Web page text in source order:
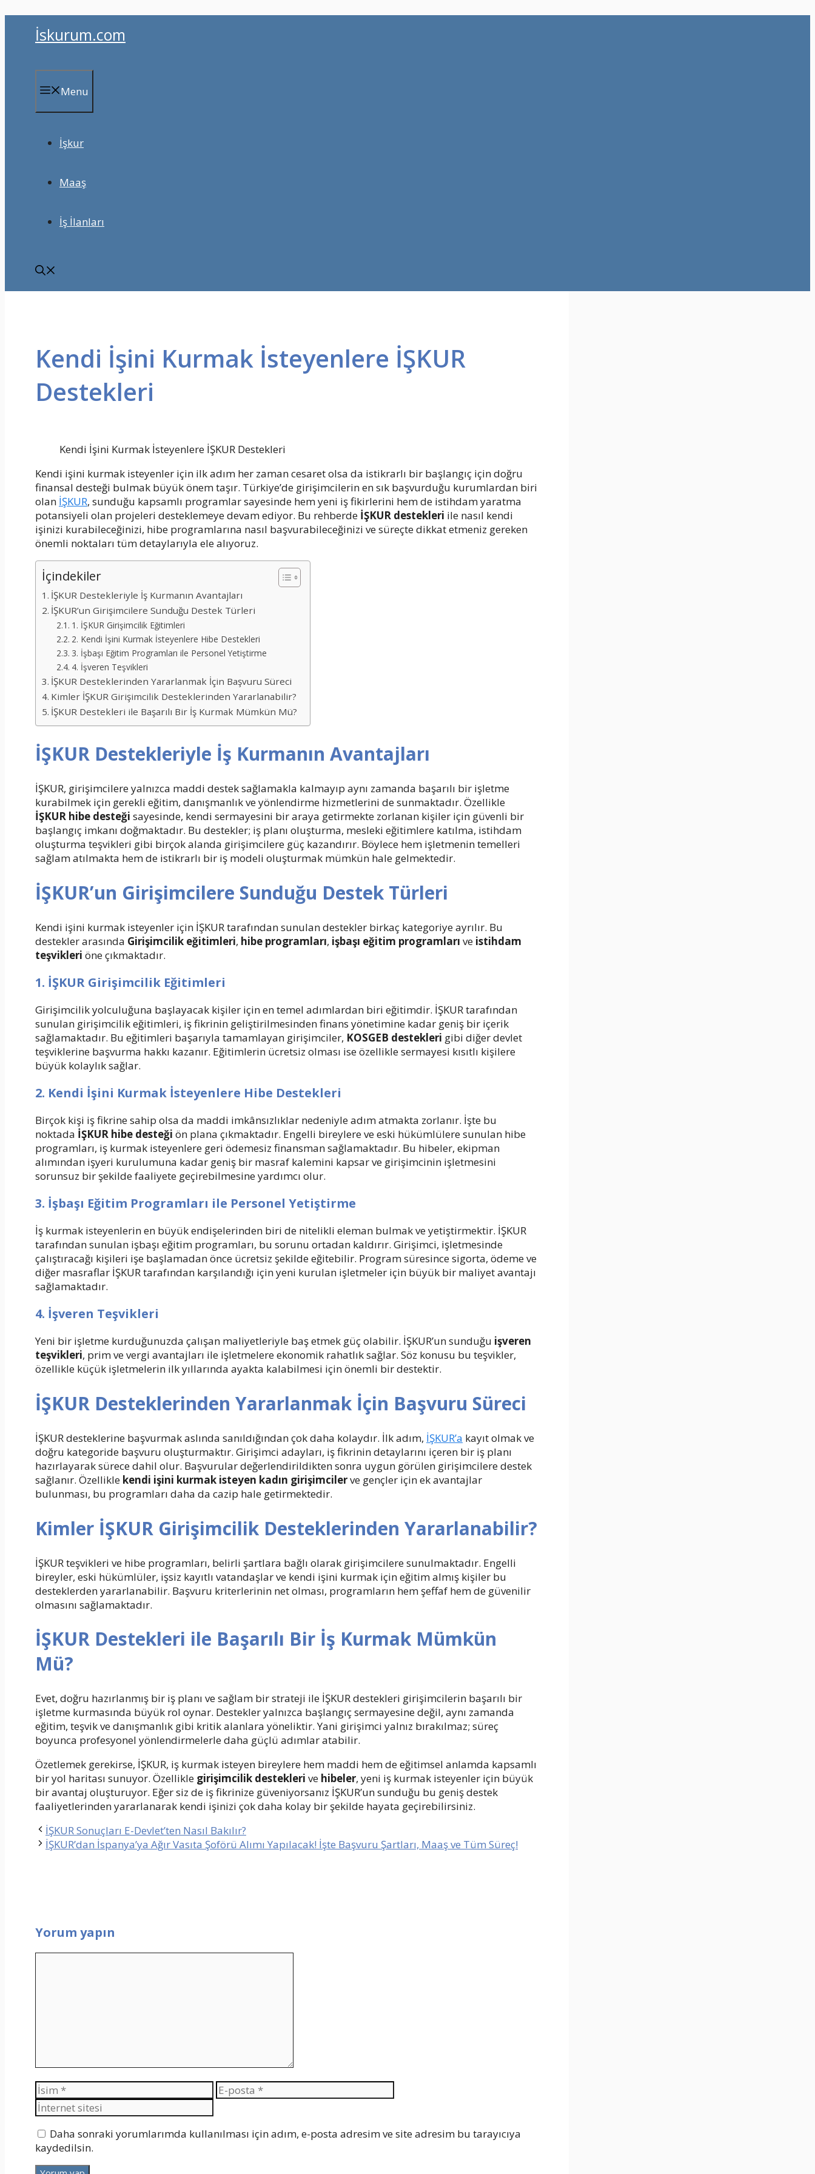
İskurum.com
Menu
İşkur
Maaş
İş İlanları
Kendi İşini Kurmak İsteyenlere İŞKUR
Destekleri
Kendi İşini Kurmak İsteyenlere İŞKUR Destekleri
Kendi işini kurmak isteyenler için ilk adım her zaman cesaret olsa da istikrarlı bir başlangıç için doğru
finansal desteği bulmak büyük önem taşır. Türkiye’de girişimcilerin en sık başvurduğu kurumlardan biri
olan İŞKUR, sunduğu kapsamlı programlar sayesinde hem yeni iş fikirlerini hem de istihdam yaratma
potansiyeli olan projeleri desteklemeye devam ediyor. Bu rehberde İŞKUR destekleri ile nasıl kendi
işinizi kurabileceğinizi, hibe programlarına nasıl başvurabileceğinizi ve süreçte dikkat etmeniz gereken
önemli noktaları tüm detaylarıyla ele alıyoruz.
İçindekiler
İŞKUR Destekleriyle İş Kurmanın Avantajları
İŞKUR’un Girişimcilere Sunduğu Destek Türleri
1. İŞKUR Girişimcilik Eğitimleri
2. Kendi İşini Kurmak İsteyenlere Hibe Destekleri
3. İşbaşı Eğitim Programları ile Personel Yetiştirme
4. İşveren Teşvikleri
İŞKUR Desteklerinden Yararlanmak İçin Başvuru Süreci
Kimler İŞKUR Girişimcilik Desteklerinden Yararlanabilir?
İŞKUR Destekleri ile Başarılı Bir İş Kurmak Mümkün Mü?
İŞKUR Destekleriyle İş Kurmanın Avantajları
İŞKUR, girişimcilere yalnızca maddi destek sağlamakla kalmayıp aynı zamanda başarılı bir işletme
kurabilmek için gerekli eğitim, danışmanlık ve yönlendirme hizmetlerini de sunmaktadır. Özellikle
İŞKUR hibe desteği sayesinde, kendi sermayesini bir araya getirmekte zorlanan kişiler için güvenli bir
başlangıç imkanı doğmaktadır. Bu destekler; iş planı oluşturma, mesleki eğitimlere katılma, istihdam
oluşturma teşvikleri gibi birçok alanda girişimcilere güç kazandırır. Böylece hem işletmenin temelleri
sağlam atılmakta hem de istikrarlı bir iş modeli oluşturmak mümkün hale gelmektedir.
İŞKUR’un Girişimcilere Sunduğu Destek Türleri
Kendi işini kurmak isteyenler için İŞKUR tarafından sunulan destekler birkaç kategoriye ayrılır. Bu
destekler arasında Girişimcilik eğitimleri, hibe programları, işbaşı eğitim programları ve istihdam
teşvikleri öne çıkmaktadır.
1. İŞKUR Girişimcilik Eğitimleri
Girişimcilik yolculuğuna başlayacak kişiler için en temel adımlardan biri eğitimdir. İŞKUR tarafından
sunulan girişimcilik eğitimleri, iş fikrinin geliştirilmesinden finans yönetimine kadar geniş bir içerik
sağlamaktadır. Bu eğitimleri başarıyla tamamlayan girişimciler, KOSGEB destekleri gibi diğer devlet
teşviklerine başvurma hakkı kazanır. Eğitimlerin ücretsiz olması ise özellikle sermayesi kısıtlı kişilere
büyük kolaylık sağlar.
2. Kendi İşini Kurmak İsteyenlere Hibe Destekleri
Birçok kişi iş fikrine sahip olsa da maddi imkânsızlıklar nedeniyle adım atmakta zorlanır. İşte bu
noktada İŞKUR hibe desteği ön plana çıkmaktadır. Engelli bireylere ve eski hükümlülere sunulan hibe
programları, iş kurmak isteyenlere geri ödemesiz finansman sağlamaktadır. Bu hibeler, ekipman
alımından işyeri kurulumuna kadar geniş bir masraf kalemini kapsar ve girişimcinin işletmesini
sorunsuz bir şekilde faaliyete geçirebilmesine yardımcı olur.
3. İşbaşı Eğitim Programları ile Personel Yetiştirme
İş kurmak isteyenlerin en büyük endişelerinden biri de nitelikli eleman bulmak ve yetiştirmektir. İŞKUR
tarafından sunulan işbaşı eğitim programları, bu sorunu ortadan kaldırır. Girişimci, işletmesinde
çalıştıracağı kişileri işe başlamadan önce ücretsiz şekilde eğitebilir. Program süresince sigorta, ödeme ve
diğer masraflar İŞKUR tarafından karşılandığı için yeni kurulan işletmeler için büyük bir maliyet avantajı
sağlamaktadır.
4. İşveren Teşvikleri
Yeni bir işletme kurduğunuzda çalışan maliyetleriyle baş etmek güç olabilir. İŞKUR’un sunduğu işveren
teşvikleri, prim ve vergi avantajları ile işletmelere ekonomik rahatlık sağlar. Söz konusu bu teşvikler,
özellikle küçük işletmelerin ilk yıllarında ayakta kalabilmesi için önemli bir destektir.
İŞKUR Desteklerinden Yararlanmak İçin Başvuru Süreci
İŞKUR desteklerine başvurmak aslında sanıldığından çok daha kolaydır. İlk adım, İŞKUR’a kayıt olmak ve
doğru kategoride başvuru oluşturmaktır. Girişimci adayları, iş fikrinin detaylarını içeren bir iş planı
hazırlayarak sürece dahil olur. Başvurular değerlendirildikten sonra uygun görülen girişimcilere destek
sağlanır. Özellikle kendi işini kurmak isteyen kadın girişimcilerve gençler için ek avantajlar
bulunması, bu programları daha da cazip hale getirmektedir.
Kimler İŞKUR Girişimcilik Desteklerinden Yararlanabilir?
İŞKUR teşvikleri ve hibe programları, belirli şartlara bağlı olarak girişimcilere sunulmaktadır. Engelli
bireyler, eski hükümlüler, işsiz kayıtlı vatandaşlar ve kendi işini kurmak için eğitim almış kişiler bu
desteklerden yararlanabilir. Başvuru kriterlerinin net olması, programların hem şeffaf hem de güvenilir
olmasını sağlamaktadır.
İŞKUR Destekleri ile Başarılı Bir İş Kurmak Mümkün
Mü?
Evet, doğru hazırlanmış bir iş planı ve sağlam bir strateji ile İŞKUR destekleri girişimcilerin başarılı bir
işletme kurmasında büyük rol oynar. Destekler yalnızca başlangıç sermayesine değil, aynı zamanda
eğitim, teşvik ve danışmanlık gibi kritik alanlara yöneliktir. Yani girişimci yalnız bırakılmaz; süreç
boyunca profesyonel yönlendirmelerle daha güçlü adımlar atabilir.
Özetlemek gerekirse, İŞKUR, iş kurmak isteyen bireylere hem maddi hem de eğitimsel anlamda kapsamlı
bir yol haritası sunuyor. Özellikle girişimcilik destekleri ve hibeler, yeni iş kurmak isteyenler için büyük
bir avantaj oluşturuyor. Eğer siz de iş fikrinize güveniyorsanız İŞKUR’un sunduğu bu geniş destek
faaliyetlerinden yararlanarak kendi işinizi çok daha kolay bir şekilde hayata geçirebilirsiniz.
İŞKUR Sonuçları E-Devlet’ten Nasıl Bakılır?
İŞKUR’dan İspanya’ya Ağır Vasıta Şoförü Alımı Yapılacak! İşte Başvuru Şartları, Maaş ve Tüm Süreç!
Yorum yapın
İsim
E-
posta
sitesi
Daha sonraki yorumlarımda kullanılması için adım, e-posta adresim ve site adresim bu tarayıcıya
kaydedilsin.